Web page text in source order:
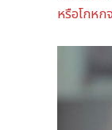
หรือโกหก